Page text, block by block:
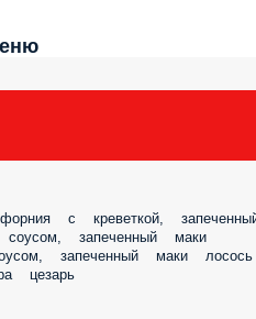
с креветкой, запеченный маки
маки креветка под чесночным
под соусом спайси, темпура